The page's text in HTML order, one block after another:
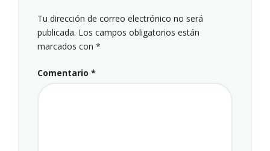
Tu dirección de correo electrónico no será
publicada. Los campos obligatorios están
marcados con *
Comentario *